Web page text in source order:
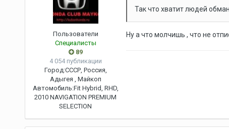
Пользователи
Специалисты
89
4 054 публикации
Город:СССР, Россия,
Адыгея , Майкоп
Автомобиль:Fit Hybrid, RHD,
2010 NAVIGATION PREMIUM
SELECTION
Так что хватит людей
Ну а что молчишь , что не